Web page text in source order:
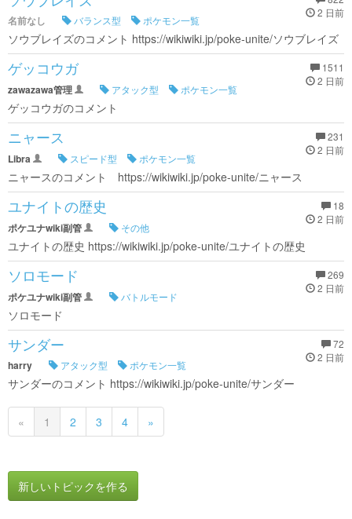
2 日前
名前なし バランス型 ポケモン一覧
ソウブレイズのコメント https://wikiwiki.jp/poke-unite/ソウブレイズ
1511
2 日前
ゲッコウガ
zawazawa管理 アタック型 ポケモン一覧
ゲッコウガのコメント
231
2 日前
ニャース
Libra スピード型 ポケモン一覧
ニャースのコメント https://wikiwiki.jp/poke-unite/ニャース
18
2 日前
ユナイトの歴史
ポケユナwiki副管 その他
ユナイトの歴史 https://wikiwiki.jp/poke-unite/ユナイトの歴史
269
2 日前
ソロモード
ポケユナwiki副管 バトルモード
ソロモード
72
2 日前
サンダー
harry アタック型 ポケモン一覧
サンダーのコメント https://wikiwiki.jp/poke-unite/サンダー
« 1 2 3 4 »
新しいトピックを作る